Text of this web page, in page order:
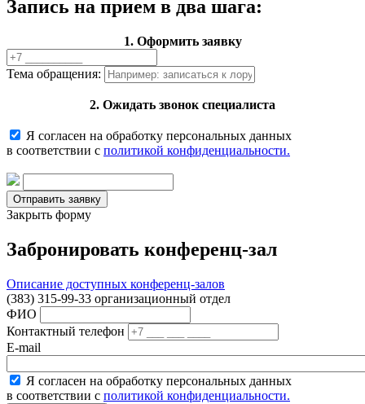
Запись на прием в два шага:
1. Оформить заявку
Тема обращения:
2. Ожидать звонок специалиста
Я согласен на обработку персональных данных
в соответствии с политикой конфиденциальности.
Закрыть форму
Забронировать конференц-зал
Описание доступных конференц-залов
(383) 315-99-33 организационный отдел
ФИО
Контактный телефон
E-mail
Я согласен на обработку персональных данных
в соответствии с политикой конфиденциальности.